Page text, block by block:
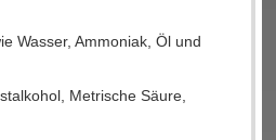
Wasser, Ammoniak, Öl und
Metrische Säure,